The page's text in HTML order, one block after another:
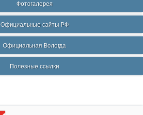
Фотогалерея
Официальные сайты РФ
Официальная Вологда
Полезные ссылки